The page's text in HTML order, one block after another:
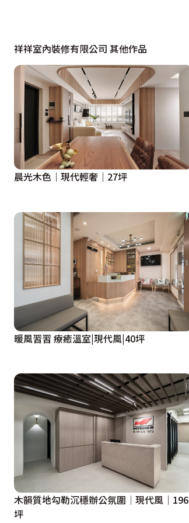
祥祥室內裝修有限公司 其他作品
晨光木色｜現代輕奢｜27坪
暖風習習 療癒溫室|現代風|40坪
木韻質地勾勒沉穩辦公氛圍│現代風│196
坪